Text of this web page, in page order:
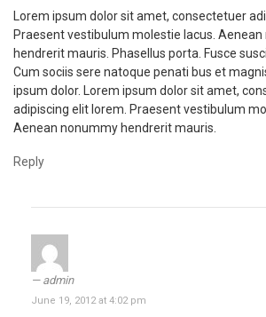
Lorem ipsum dolor sit amet, consectetuer
Praesent vestibulum molestie lacus.
hendrerit mauris. Phasellus porta. Fusce
Cum sociis sere natoque penati bus et
ipsum dolor. Lorem ipsum dolor sit amet,
adipiscing elit lorem. Praesent vestibulum
Aenean nonummy hendrerit mauris.
Reply
admin
June 19, 2012 at 4:02 pm